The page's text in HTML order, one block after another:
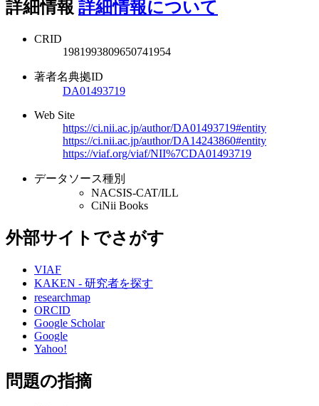
詳細情報 詳細情報について
CRID
1981993809650741954
著者名典拠ID
DA01493719
Web Site
https://ci.nii.ac.jp/author/DA01493719#entity
https://ci.nii.ac.jp/author/DA14243860#entity
https://viaf.org/viaf/NII%7CDA01493719
データソース種別
NACSIS-CAT/ILL
CiNii Books
外部サイトでさがす
VIAF
KAKEN - 研究者を探す
researchmap
ORCID
Google Scholar
Google
Yahoo!
問題の指摘